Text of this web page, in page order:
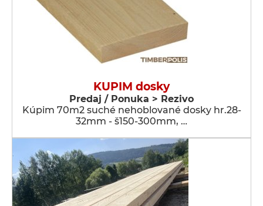
KUPIM dosky
Predaj / Ponuka > Rezivo
Kúpim 70m2 suché nehoblované dosky hr.28-
32mm - š150-300mm, …